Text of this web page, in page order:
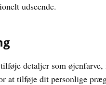
udseende.
detaljer som
at tilføje dit personlige